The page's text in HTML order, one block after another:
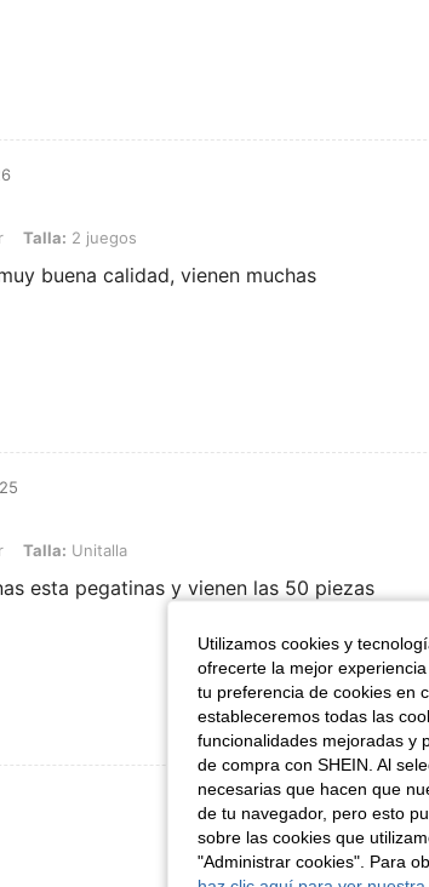
2 juegos
Talla: 2 juegos
buena calidad, vienen muchas
Unitalla
Talla: Unitalla
esta pegatinas y vienen las 50 piezas
Ver Más Reseñas
Utilizamos cookies y
ofrecerte la mejor
tu preferencia de cookies en
estableceremos todas las
funcionalidades mejoradas y
de compra con SHEIN. Al
necesarias que hacen que
de tu navegador, pero esto
sobre las cookies que
"Administrar cookies". Para